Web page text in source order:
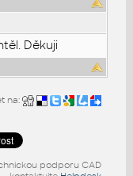
Děkuji
na:
podporu CAD